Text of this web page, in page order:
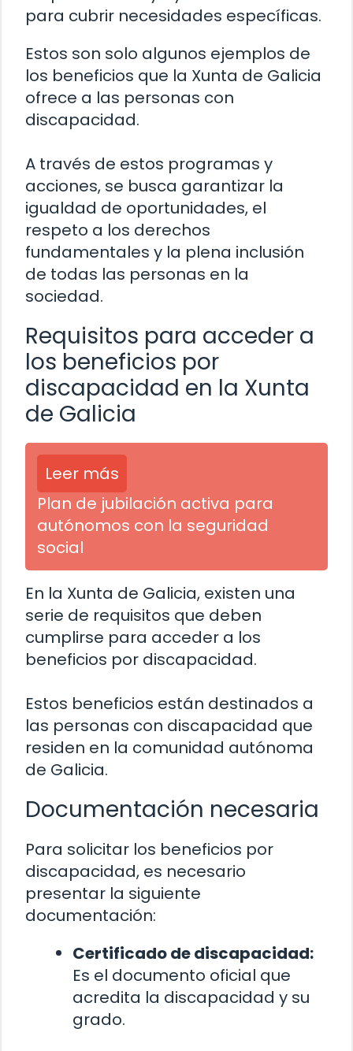
para cubrir necesidades específicas.
Estos son solo algunos ejemplos de
los beneficios que la Xunta de Galicia
ofrece a las personas con
discapacidad.
A través de estos programas y
acciones, se busca garantizar la
igualdad de oportunidades, el
respeto a los derechos
fundamentales y la plena inclusión
de todas las personas en la
sociedad.
Requisitos para acceder a
los beneficios por
discapacidad en la Xunta
de Galicia
Leer más
Plan de jubilación activa para
autónomos con la seguridad
social
En la Xunta de Galicia, existen una
serie de requisitos que deben
cumplirse para acceder a los
beneficios por discapacidad.
Estos beneficios están destinados a
las personas con discapacidad que
residen en la comunidad autónoma
de Galicia.
Documentación necesaria
Para solicitar los beneficios por
discapacidad, es necesario
presentar la siguiente
documentación:
Certificado de discapacidad:
Es el documento oficial que
acredita la discapacidad y su
grado.